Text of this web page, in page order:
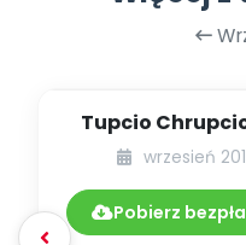
Tupcio
chcę jeść! -
wrzesień
Pobierz